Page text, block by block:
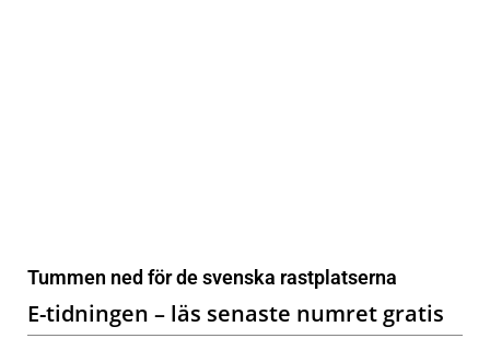
Tummen ned för de svenska rastplatserna
E-tidningen – läs senaste numret gratis